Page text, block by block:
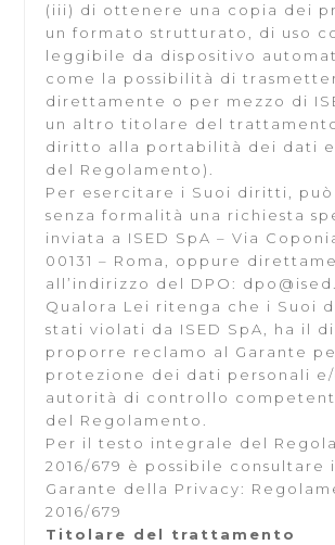
(iii) di ottenere una copia dei
un formato strutturato, di uso
leggibile da dispositivo
come la possibilità di
direttamente o per mezzo di
un altro titolare del trattamento
diritto alla portabilità dei dati
del Regolamento).
Per esercitare i Suoi diritti, può
senza formalità una richiesta
inviata a ISED SpA – Via
00131 – Roma, oppure
all’indirizzo del DPO:
Qualora Lei ritenga che i Suoi
stati violati da ISED SpA, ha il
proporre reclamo al Garante
protezione dei dati personali
autorità di controllo
del Regolamento.
Per il testo integrale del
2016/679 è possibile consultare
Garante della Privacy:
2016/679
Titolare del trattamento